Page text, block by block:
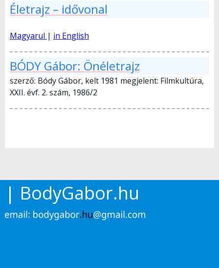
Életrajz – idővonal
Magyarul | in English
BÓDY Gábor: Önéletrajz
szerző: Bódy Gábor, kelt 1981 megjelent: Filmkultúra,
XXII. évf. 2. szám, 1986/2
| BodyGabor.hu